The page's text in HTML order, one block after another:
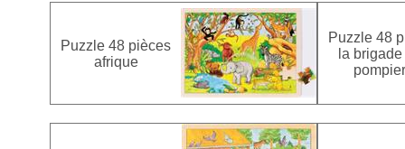
Puzzle 48 pièces
afrique
Puzzle 48
la